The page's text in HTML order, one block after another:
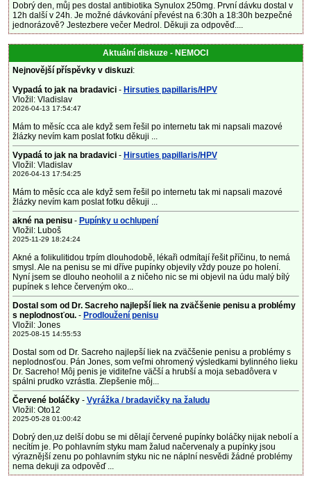
Dobrý den, můj pes dostal antibiotika Synulox 250mg. První dávku dostal v
12h další v 24h. Je možné dávkování převést na 6:30h a 18:30h bezpečné
jednorázově? Jestezbere večer Medrol. Děkuji za odpověď....
Aktuální diskuze - NEMOCI
Nejnovější příspěvky v diskuzi:
Vypadá to jak na bradavici - Hirsuties papillaris/HPV
Vložil: Vladislav
2026-04-13 17:54:47
Mám to měsíc cca ale když sem řešil po internetu tak mi napsali mazové
žlázky nevím kam poslat fotku děkuji ...
Vypadá to jak na bradavici - Hirsuties papillaris/HPV
Vložil: Vladislav
2026-04-13 17:54:25
Mám to měsíc cca ale když sem řešil po internetu tak mi napsali mazové
žlázky nevím kam poslat fotku děkuji ...
akné na penisu- Pupínky u ochlupení
Vložil: Luboš
2025-11-29 18:24:24
Akné a folikulitidou trpím dlouhodobě, lékaři odmítají řešit příčinu, to nemá
smysl. Ale na penisu se mi dříve pupínky objevily vždy pouze po holení.
Nyní jsem se dlouho neoholil a z ničeho nic se mi objevil na údu malý bílý
pupínek s lehce červeným oko...
Dostal som od Dr. Sacreho najlepší liek na zväčšenie penisu a problémy
s neplodnosťou.- Prodloužení penisu
Vložil: Jones
2025-08-15 14:55:53
Dostal som od Dr. Sacreho najlepší liek na zväčšenie penisu a problémy s
neplodnosťou. Pán Jones, som veľmi ohromený výsledkami bylinného lieku
Dr. Sacreho! Môj penis je viditeľne väčší a hrubší a moja sebadôvera v
spálni prudko vzrástla. Zlepšenie môj...
Červené boláčky - Vyrážka / bradavičky na žaludu
Vložil: Oto12
2025-05-28 01:00:42
Dobrý den,uz delší dobu se mi dělají červené pupínky boláčky nijak nebolí a
necítím je. Po pohlavním styku mam žalud načervenaly a pupínky jsou
výraznější zenu po pohlavním styku nic ne náplní nesvědi žádné problémy
nema dekuji za odpověď ...